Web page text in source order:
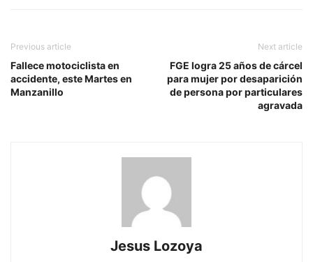
Previous article
Fallece motociclista en
accidente, este Martes en
Manzanillo
Next article
FGE logra 25 años de cárcel
para mujer por desaparición
de persona por particulares
agravada
Jesus Lozoya